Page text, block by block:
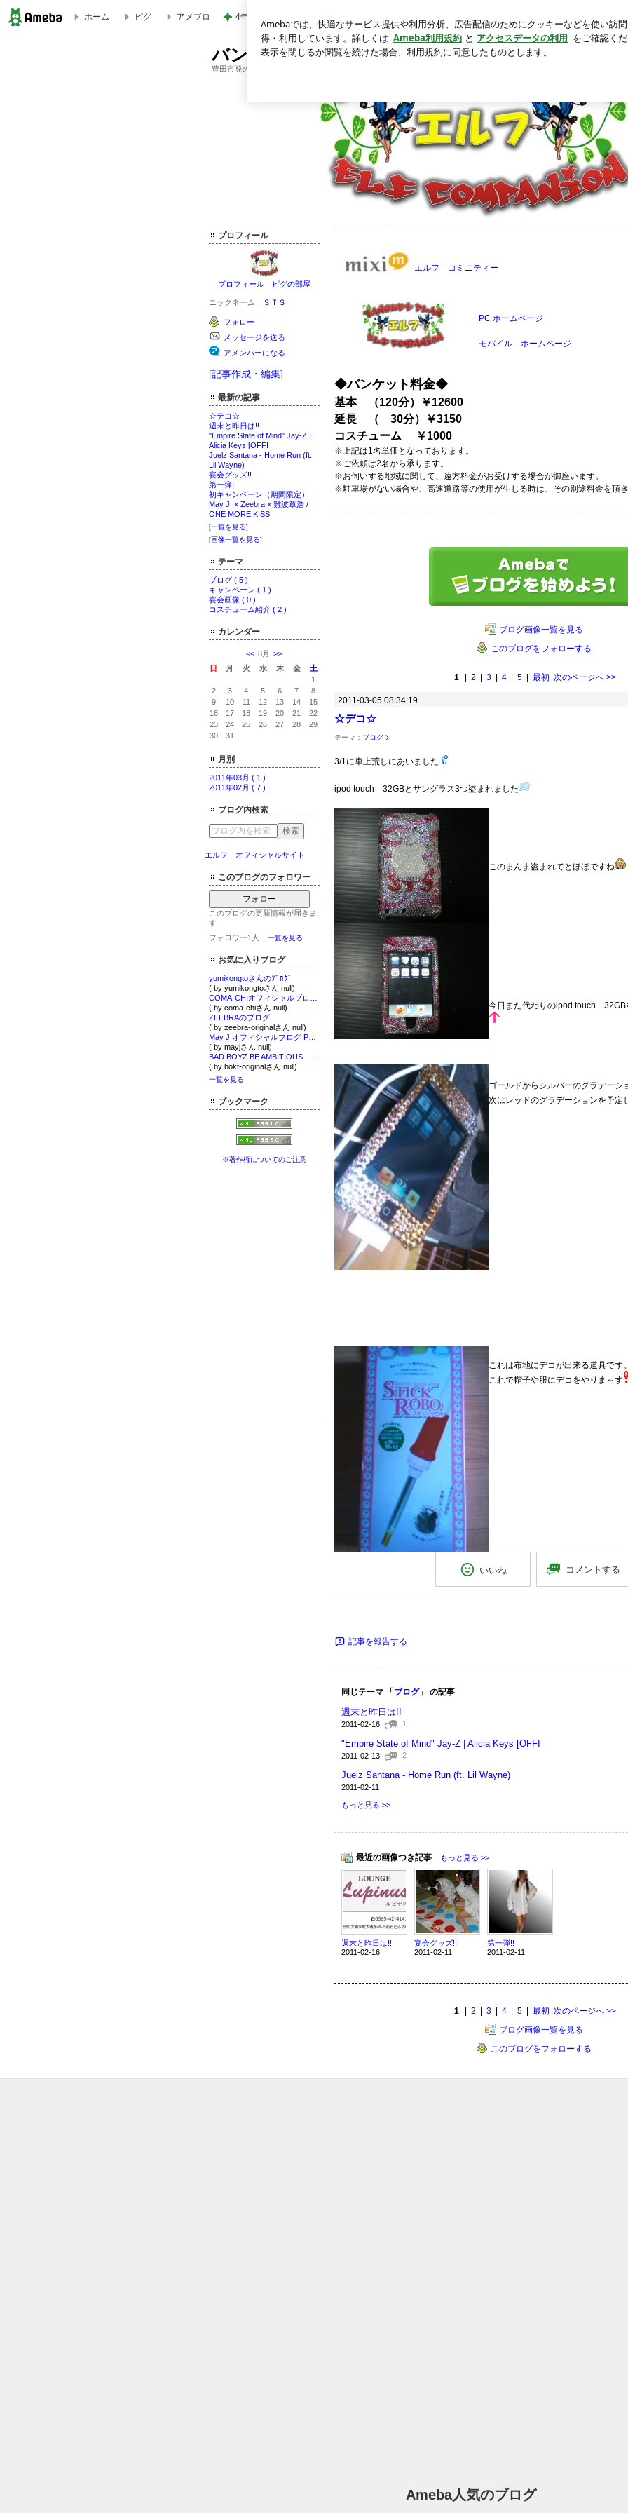
ホーム ピグ アメブロ 4年ぶりに1人で参戦したお店
バンケット企画 エルフ
豊田市発の宴会コンパニオンです。
プロフィール
プロフィール ｜ ピグの部屋
ニックネーム： ＳＴＳ
フォロー
メッセージを送る
アメンバーになる
[記事作成・編集]
最新の記事
☆デコ☆
週末と昨日は!!
"Empire State of Mind" Jay-Z |
Alicia Keys [OFFI
Juelz Santana - Home Run (ft.
Lil Wayne)
宴会グッズ!!
第一弾!!
初キャンペーン（期間限定）
May J. × Zeebra × 難波章浩 /
ONE MORE KISS
[一覧を見る]
[画像一覧を見る]
テーマ
ブログ ( 5 )
キャンペーン ( 1 )
宴会画像 ( 0 )
コスチューム紹介 ( 2 )
カレンダー
<< 8月 >>
日
月 火 水 木 金
土
1
2
3 4 5 6 7
8
9
10 11 12 13 14
15
16
17 18 19 20 21
22
23
24 25 26 27 28
29
30
31
月別
2011年03月 ( 1 )
2011年02月 ( 7 )
ブログ内検索
エルフ オフィシャルサイト
このブログのフォロワー
フォロー
このブログの更新情報が届きま
す
フォロワー1人
一覧を見る
お気に入りブログ
yumikongtoさんのﾌﾞﾛｸﾞ
( by yumikongtoさん null)
( by coma-chiさん null)
ZEEBRAのブログ
( by zeebra-originalさん null)
( by mayjさん null)
( by hokt-originalさん null)
一覧を見る
ブックマーク
※著作権についてのご注意
エルフ コミニティー
PC ホームページ
モバイル ホームページ
◆バンケット料金◆
基本 （120分）￥12600
延長 （ 30分）￥3150
コスチューム ￥1000
※上記は1名単価となっております。
※ご依頼は2名から承ります。
※お伺いする地域に関して、遠方料金がお受けする場合が御座います。
※駐車場がない場合や、高速道路等の使用が生じる時は、その別途料金を頂
ブログ画像一覧を見る
このブログをフォローする
1 2 3 4 5 最初 次のページへ>>
2011-03-05 08:34:19
☆デコ☆
テーマ： ブログ
3/1に車上荒しにあいました
ipod touch 32GBとサングラス3つ盗まれました
このまんま盗まれてとほほですね
今日また代わりのipod touch 32GB
ゴールドからシルバーのグラデーシ
次はレッドのグラデーションを予定
これは布地にデコが出来る道具です
これで帽子や服にデコをやりま～す
いいね コメントする
記事を報告する
同じテーマ 「 ブログ」 の記事
週末と昨日は!!
2011-02-16 1
"Empire State of Mind" Jay-Z | Alicia Keys [OFFI
2011-02-13 2
Juelz Santana - Home Run (ft. Lil Wayne)
2011-02-11
もっと見る >>
最近の画像つき記事 もっと見る >>
週末と昨日は!!
2011-02-16
宴会グッズ!!
2011-02-11
第一弾!!
2011-02-11
1 2 3 4 5 最初 次のページへ>>
ブログ画像一覧を見る
このブログをフォローする
Ameba人気のブログ